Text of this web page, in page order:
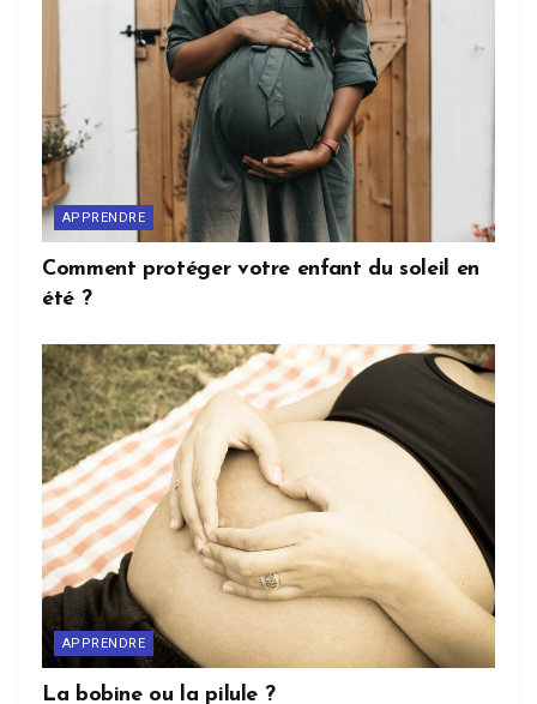
APPRENDRE
Comment protéger votre enfant du soleil en
été ?
APPRENDRE
La bobine ou la pilule ?